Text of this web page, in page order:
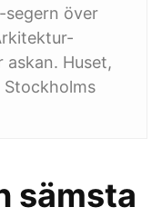
segern över
askan. Huset,
sämsta